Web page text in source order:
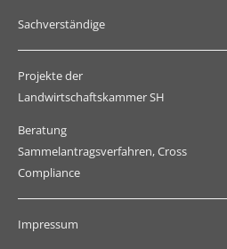
Sachverständige
Projekte der
Landwirtschaftskammer SH
Beratung
Sammelantragsverfahren, Cross
Compliance
Impressum